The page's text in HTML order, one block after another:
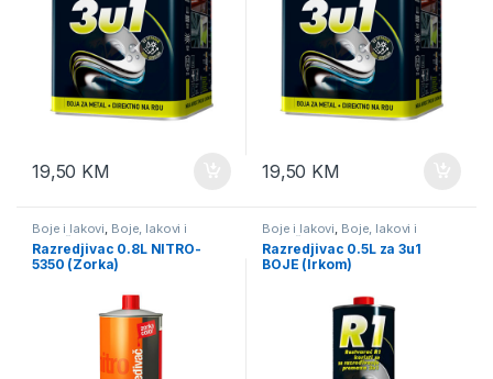
19,50 KM 19,50 KM
Boje i lakovi Boje, lakovi i
potrošni materijal
Razredjivac 0.8L NITRO-
5350 (Zorka)
Boje i lakovi Boje, lakovi i
potrošni materijal
Razredjivac 0.5L za 3u1
BOJE (Irkom)